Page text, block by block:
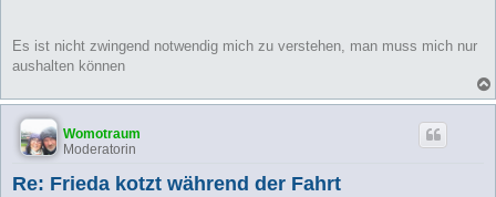
Es ist nicht zwingend notwendig mich zu verstehen, man muss mich nur
aushalten können
Womotraum
Moderatorin
Re: Frieda kotzt während der Fahrt